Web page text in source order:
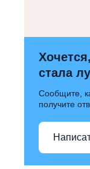
стала
Сообщите,
получите